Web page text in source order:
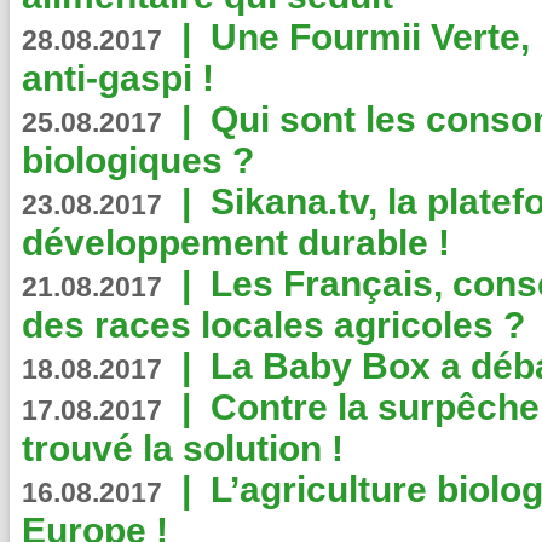
28.08.2017 | Une Fourmii
anti-gaspi !
25.08.2017 | Qui sont les
biologiques ?
23.08.2017 | Sikana.tv, la
développement durable !
21.08.2017 | Les Français,
des races locales agricoles ?
18.08.2017 | La Baby Box a
17.08.2017 | Contre la
trouvé la solution !
16.08.2017 | L’agriculture
Europe !